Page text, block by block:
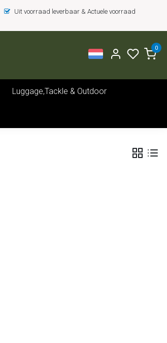
Uit voorraad leverbaar & Actuele voorraad
0
Luggage,Tackle & Outdoor